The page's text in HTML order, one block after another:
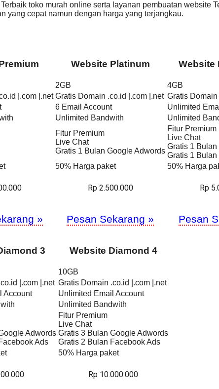
toko murah online serta layanan pembuatan website
yang cepat namun dengan harga yang terjangkau.
Website Platinum Website
2GB
4GB
|.com |.net Gratis Domain .co.id |.com |.net Gratis
6 Email Account
Unlimited
Unlimited Bandwith Unlimited
Fitur Premium
Live Chat
Gratis 1 Bulan Google Adwords
Fitur Premium
Live Chat
Gratis 1
Gratis 1
50% Harga paket 50% Harga
Rp 2.500.000 Rp
» Pesan Sekarang » Pesan
3 Website Diamond 4
10GB
|.com |.net Gratis Domain .co.id |.com |.net
Account
Unlimited Email Account
Unlimited Bandwith
Adwords
Ads
Fitur Premium
Live Chat
Gratis 3 Bulan Google Adwords
Gratis 2 Bulan Facebook Ads
50% Harga paket
Rp 10.000.000